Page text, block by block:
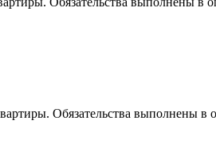
Обязательства выполнены